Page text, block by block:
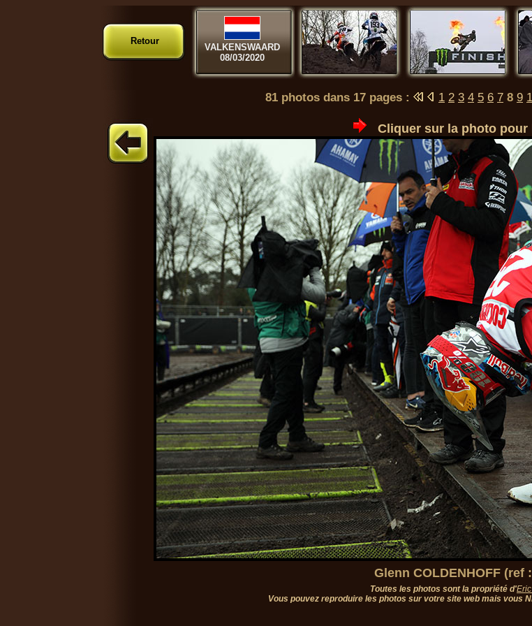
Retour
VALKENSWAARD
08/03/2020
81 photos dans 17 pages : 1 2 3 4 5 6 7 8 9
Cliquer sur la photo pour
Glenn COLDENHOFF (ref
Toutes les photos sont la propriété d'
Vous pouvez reproduire les photos sur votre site web mais vous